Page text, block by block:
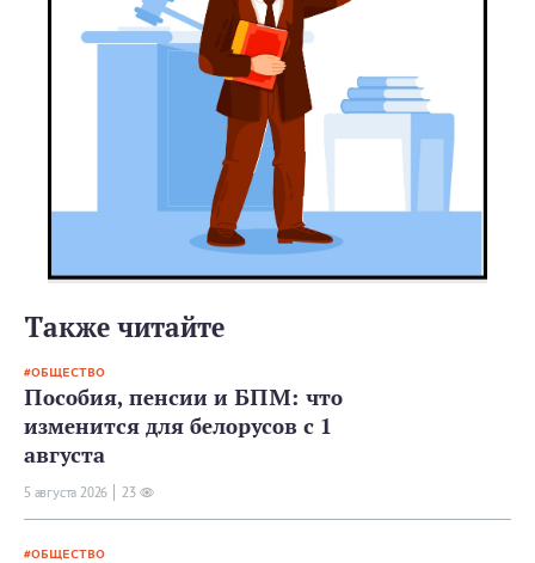
Также читайте
ОБЩЕСТВО
Пособия, пенсии и БПМ: что
изменится для белорусов с 1
августа
5 августа 2026 23
ОБЩЕСТВО